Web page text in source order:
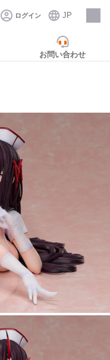
ログイン JP
採用情報
お問い合わせ